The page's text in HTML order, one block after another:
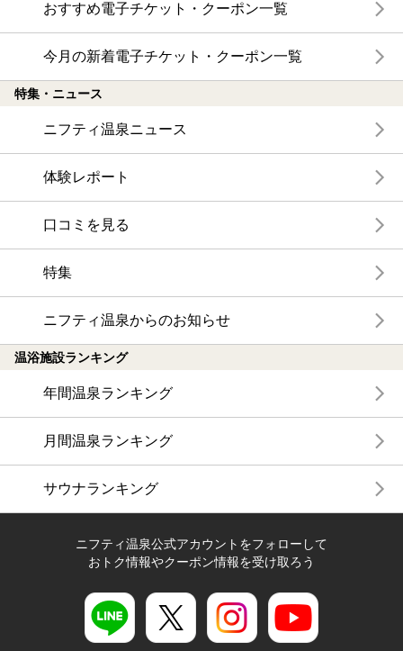
おすすめ電子チケット・クーポン一覧
今月の新着電子チケット・クーポン一覧
特集・ニュース
ニフティ温泉ニュース
体験レポート
口コミを見る
特集
ニフティ温泉からのお知らせ
温浴施設ランキング
年間温泉ランキング
月間温泉ランキング
サウナランキング
ニフティ温泉公式アカウントをフォローして
おトク情報やクーポン情報を受け取ろう